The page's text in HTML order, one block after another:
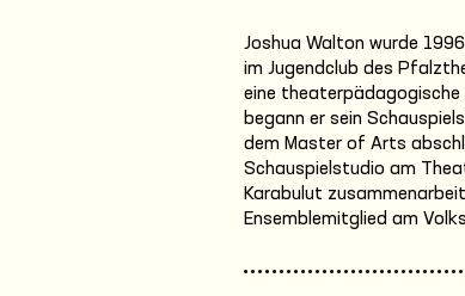
Joshua Walton wurde
im Jugendclub des
eine theaterpädagogische
begann er sein
dem Master of Arts
Schauspielstudio am
Karabulut
Ensemblemitglied am